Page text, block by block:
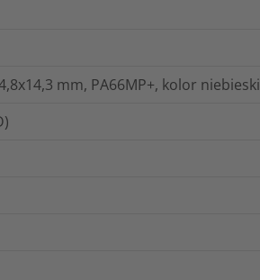
mm, PA66MP+, kolor niebieski